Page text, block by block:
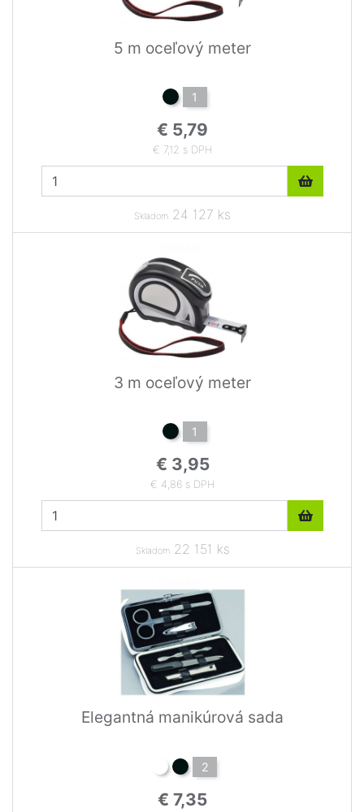
5 m oceľový meter
1
€ 5,79
€ 7,12 s DPH
Skladom 24 127 ks
3 m oceľový meter
1
€ 3,95
€ 4,86 s DPH
Skladom22 151 ks
Elegantná manikúrová sada
2
€ 7,35